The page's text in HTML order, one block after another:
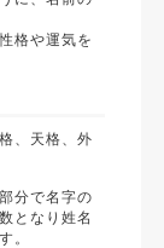
格や運気を
、天格、外
分で名字の
となり姓名
。